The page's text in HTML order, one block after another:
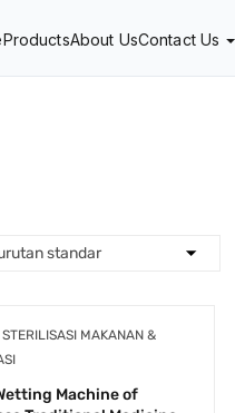
ProductsAbout UsContact Us
STERILISASI MAKANAN &
Machine of